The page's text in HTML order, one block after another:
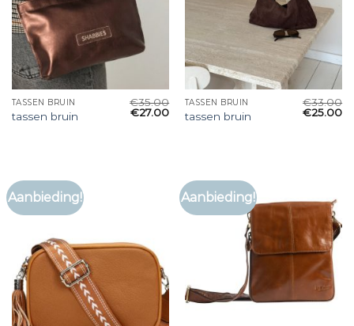
TASSEN BRUIN
tassen bruin
€35.00
€27.00
TASSEN BRUIN
tassen bruin
€33.00
€25.00
Aanbieding! Aanbieding!